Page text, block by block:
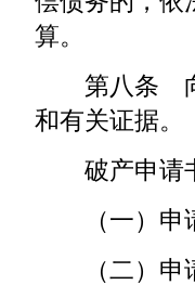
算。
第八条 向
和有关证据。
破产申请书
（一）申请
（二）申